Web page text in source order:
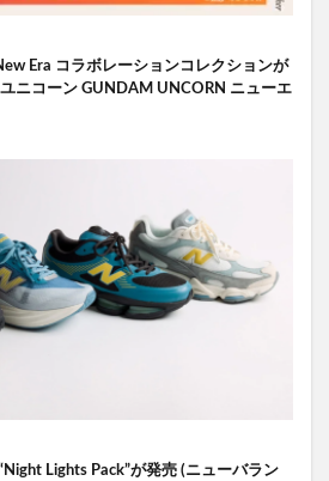
Era コラボレーションコレクションが
ニコーン GUNDAM UNCORN ニューエ
Lights Pack”が発売 (ニューバラン